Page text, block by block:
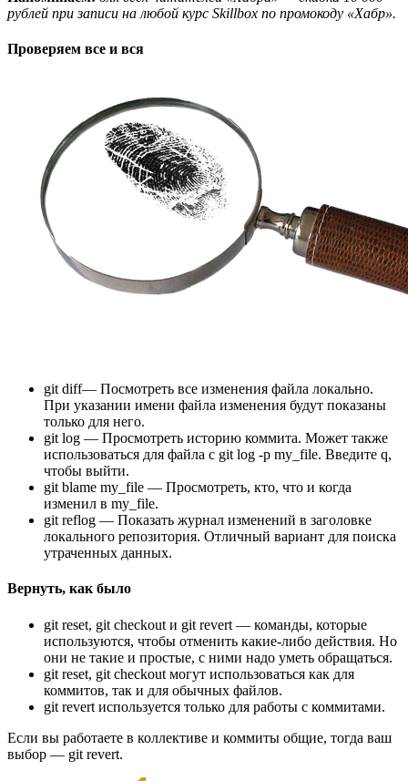
рублей при записи на любой курс Skillbox по промокоду «Хабр».
Проверяем все и вся
git diff— Посмотреть все изменения файла локально.
При указании имени файла изменения будут показаны
только для него.
git log — Просмотреть историю коммита. Может также
использоваться для файла с git log -p my_file. Введите q,
чтобы выйти.
git blame my_file — Просмотреть, кто, что и когда
изменил в my_file.
git reflog — Показать журнал изменений в заголовке
локального репозитория. Отличный вариант для поиска
утраченных данных.
Вернуть, как было
git reset, git checkout и git revert — команды, которые
используются, чтобы отменить какие-либо действия. Но
они не такие и простые, с ними надо уметь обращаться.
git reset, git checkout могут использоваться как для
коммитов, так и для обычных файлов.
git revert используется только для работы с коммитами.
Если вы работаете в коллективе и коммиты общие, тогда ваш
выбор — git revert.